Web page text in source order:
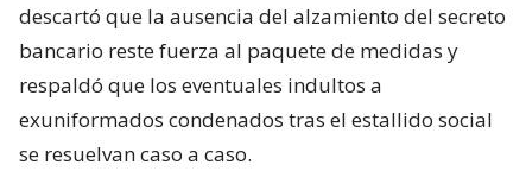
descartó que la ausencia del alzamiento del secreto
bancario reste fuerza al paquete de medidas y
respaldó que los eventuales indultos a
exuniformados condenados tras el estallido social
se resuelvan caso a caso.